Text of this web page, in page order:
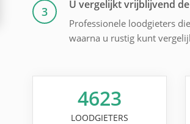
3 U vergelijkt vrijblijvend
Professionele loodgieters
waarna u rustig kunt
4623
LOODGIETERS